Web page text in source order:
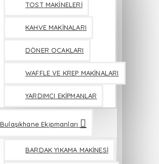
TOST MAKİNELERİ
KAHVE MAKİNALARI
DÖNER OCAKLARI
WAFFLE VE KREP MAKİNALARI
YARDIMCI EKİPMANLAR
Bulaşıkhane Ekipmanları
BARDAK YIKAMA MAKİNESİ